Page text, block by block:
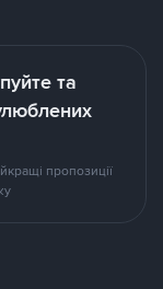
та
пропозиції